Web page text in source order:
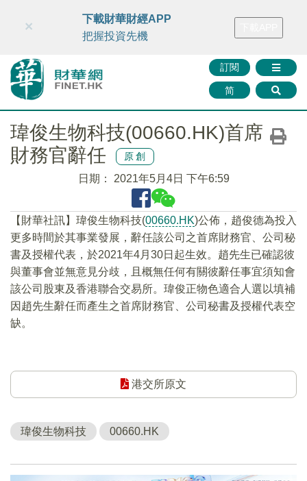
財華智庫網 FINTV FINMETA 財華證券 媒體矩陣
訂閱
简
×
下載財華財經APP
把握投資先機
瑋俊生物科技(00660.HK)首席
財務官辭任
原創
日期： 2021年5月4日 下午6:59
【財華社訊】瑋俊生物科技(00660.HK)公佈，趙俊德為投入
更多時間於其事業發展，辭任該公司之首席財務官、公司秘
書及授權代表，於2021年4月30日起生效。趙先生已確認彼
與董事會並無意見分歧，且概無任何有關彼辭任事宜須知會
該公司股東及香港聯合交易所。瑋俊正物色適合人選以填補
因趙先生辭任而產生之首席財務官、公司秘書及授權代表空
缺。
港交所原文
瑋俊生物科技 00660.HK